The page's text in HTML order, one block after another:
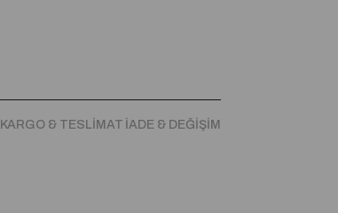
KARGO & TESLIMAT İADE & DEĞIŞIM